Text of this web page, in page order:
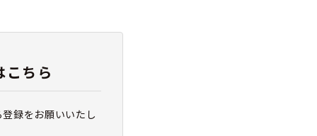
その他グッズ
こちら
録をお願いいたし